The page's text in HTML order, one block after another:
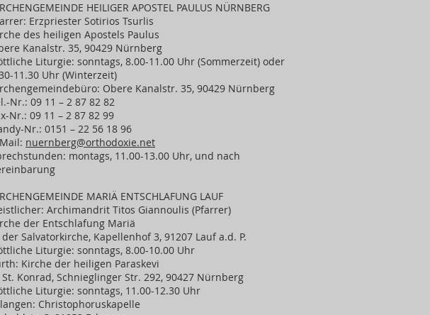
HEILIGER APOSTEL PAULUS NÜRNBERG
Erzpriester Sotirios Tsurlis
des heiligen Apostels Paulus
Kanalstr. 35, 90429 Nürnberg
Liturgie: sonntags, 8.00-11.00 Uhr (Sommerzeit) oder
11.30 Uhr (Winterzeit)
Obere Kanalstr. 35, 90429 Nürnberg
Nr.: 09 11 – 2 87 82 82
Nr.: 09 11 – 2 87 82 99
Nr.: 0151 – 22 56 18 96
nuernberg@orthodoxie.net
montags, 11.00-13.00 Uhr, und nach
MARIÄ ENTSCHLAFUNG LAUF
Archimandrit Titos Giannoulis (Pfarrer)
der Entschlafung Mariä
Salvatorkirche, Kapellenhof 3, 91207 Lauf a.d. P.
Liturgie: sonntags, 8.00-10.00 Uhr
Kirche der heiligen Paraskevi
Konrad, Schnieglinger Str. 292, 90427 Nürnberg
Liturgie: sonntags, 11.00-12.30 Uhr
Christophoruskapelle